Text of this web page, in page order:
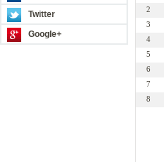
Twitter
Google+
2
3
4
5
6
7
8